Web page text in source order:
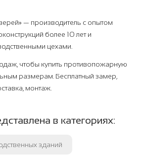
— производитель с опытом
более 10 лет и
цехами.
чтобы купить противопожарную
размерам. Бесплатный замер,
монтаж.
в категориях:
зданий